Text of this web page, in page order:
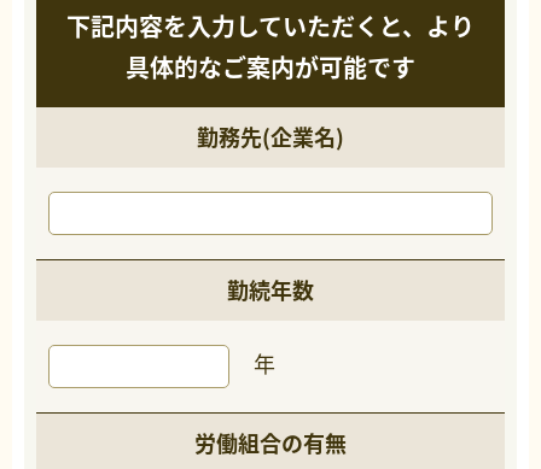
下記内容を入力していただくと、より
具体的なご案内が可能です
勤務先(企業名)
勤続年数
年
労働組合の有無